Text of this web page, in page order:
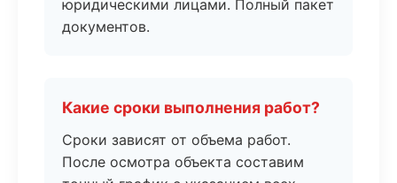
юридическими лицами. Полный пакет
документов.
Какие сроки выполнения работ?
Сроки зависят от объема работ.
После осмотра объекта составим